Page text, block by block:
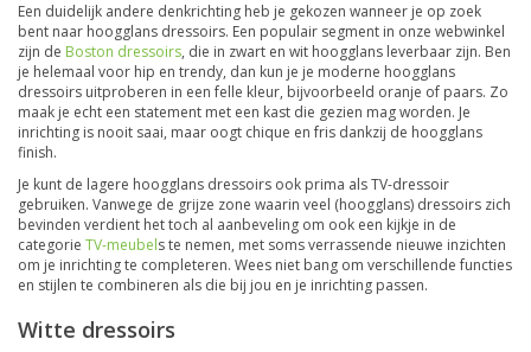
Een duidelijk andere denkrichting heb je gekozen wanneer je op zoek
bent naar hoogglans dressoirs. Een populair segment in onze webwinkel
zijn de Boston dressoirs, die in zwart en wit hoogglans leverbaar zijn. Ben
je helemaal voor hip en trendy, dan kun je je moderne hoogglans
dressoirs uitproberen in een felle kleur, bijvoorbeeld oranje of paars. Zo
maak je echt een statement met een kast die gezien mag worden. Je
inrichting is nooit saai, maar oogt chique en fris dankzij de hoogglans
finish.
Je kunt de lagere hoogglans dressoirs ook prima als TV-dressoir
gebruiken. Vanwege de grijze zone waarin veel (hoogglans) dressoirs zich
bevinden verdient het toch al aanbeveling om ook een kijkje in de
categorie TV-meubels te nemen, met soms verrassende nieuwe inzichten
om je inrichting te completeren. Wees niet bang om verschillende functies
en stijlen te combineren als die bij jou en je inrichting passen.
Witte dressoirs